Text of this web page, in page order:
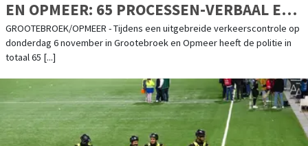
EN OPMEER: 65 PROCESSEN-VERBAAL EN
4 AANHOUDINGEN
GROOTEBROEK/OPMEER - Tijdens een uitgebreide verkeerscontrole op
donderdag 6 november in Grootebroek en Opmeer heeft de politie in
totaal 65 [...]